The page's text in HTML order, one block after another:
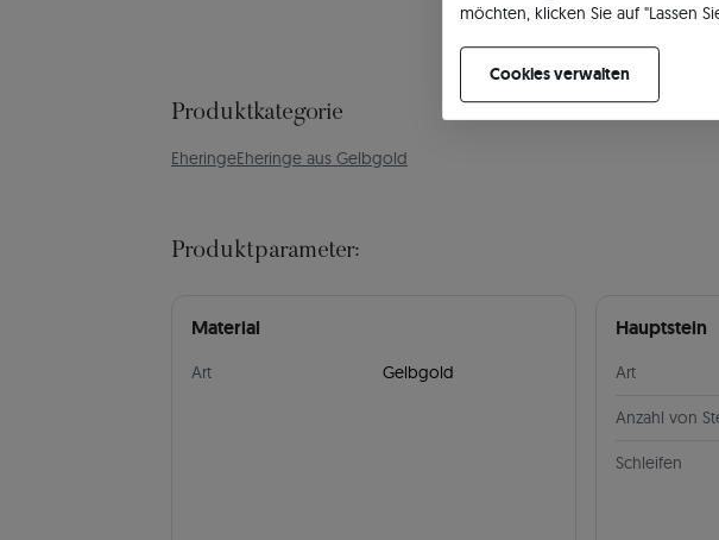
Produktkategorie
EheringeEheringe aus Gelbgold
Produktparameter:
Material
Art Gelbgold
Hauptstein
Art
Anzahl von
Schleifen
möchten, klicken Sie auf "Lassen
Cookies verwalten